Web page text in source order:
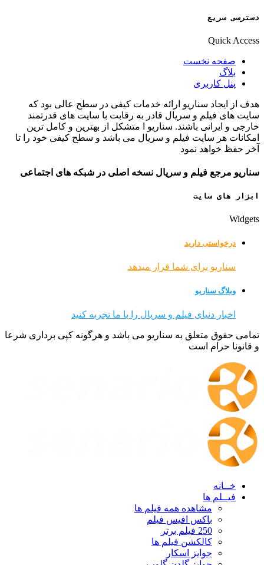
دسترسی سریع
Quick Access
صفحه نخست
بلاگ
پنل کاربری
هدف از ایجاد سناریو ارائه خدمات کیفی در سطح عالی بود که
سایت های فیلم و سریال قادر به رقابت با سایت های قدرتمند
خارجی و ایرانی باشند. سناریو ا متشکل از بهترین و کامل ترین
امکانات هر سایت فیلم و سریال می باشد و سطح کیفی خود را تا
آخر حفظ خواهد نمود
سناریو مرجع فیلم و سریال نسخه اصلی در شبکه های اجتماعی
ابزار های سایت
Widgets
درخواستی دارید
سناریو برای شما قرار میدهد
وبلاگ سناریو
اخبار دنیای فیلم و سریال را با ما تجربه کنید
تمامی حقوق متعلق به سناریو می باشد و هرگونه کپی برداری شرعا
و قانونا حرام است
خــانه
فیــلم ها
مشاهده همه فیلم ها
باکس افیس فیلم
250 فیلم برتر
کالکشن فیلم ها
جوایز اسکار